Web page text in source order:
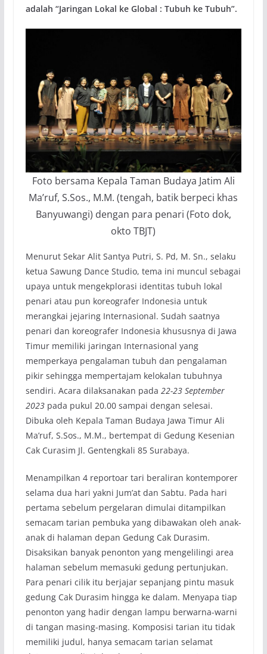
adalah “Jaringan Lokal ke Global : Tubuh ke Tubuh”.
Foto bersama Kepala Taman Budaya Jatim Ali
Ma’ruf, S.Sos., M.M. (tengah, batik berpeci khas
Banyuwangi) dengan para penari (Foto dok,
okto TBJT)
Menurut Sekar Alit Santya Putri, S. Pd, M. Sn., selaku
ketua Sawung Dance Studio, tema ini muncul sebagai
upaya untuk mengekplorasi identitas tubuh lokal
penari atau pun koreografer Indonesia untuk
merangkai jejaring Internasional. Sudah saatnya
penari dan koreografer Indonesia khususnya di Jawa
Timur memiliki jaringan Internasional yang
memperkaya pengalaman tubuh dan pengalaman
pikir sehingga mempertajam kelokalan tubuhnya
sendiri. Acara dilaksanakan pada 22-23 September
2023pada pukul 20.00 sampai dengan selesai.
Dibuka oleh Kepala Taman Budaya Jawa Timur Ali
Ma’ruf, S.Sos., M.M., bertempat di Gedung Kesenian
Cak Curasim Jl. Gentengkali 85 Surabaya.
Menampilkan 4 reportoar tari beraliran kontemporer
selama dua hari yakni Jum’at dan Sabtu. Pada hari
pertama sebelum pergelaran dimulai ditampilkan
semacam tarian pembuka yang dibawakan oleh anak-
anak di halaman depan Gedung Cak Durasim.
Disaksikan banyak penonton yang mengelilingi area
halaman sebelum memasuki gedung pertunjukan.
Para penari cilik itu berjajar sepanjang pintu masuk
gedung Cak Durasim hingga ke dalam. Menyapa tiap
penonton yang hadir dengan lampu berwarna-warni
di tangan masing-masing. Komposisi tarian itu tidak
memiliki judul, hanya semacam tarian selamat